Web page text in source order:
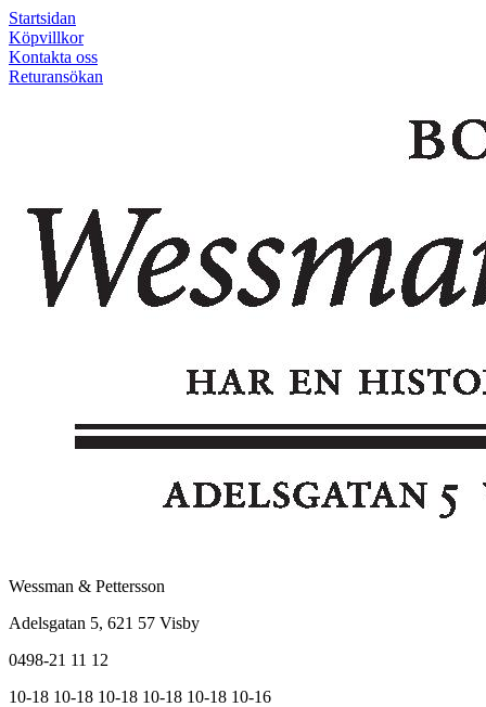
Startsidan
Köpvillkor
Kontakta oss
Returansökan
Wessman & Pettersson
Adelsgatan 5, 621 57 Visby
0498-21 11 12
10-18 10-18 10-18 10-18 10-18 10-16